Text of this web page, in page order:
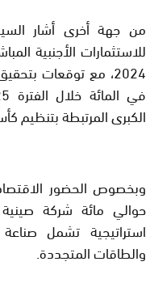
من جهة أخرى أشار
الكبرى المرتبطة بتنظيم كأس
وبخصوص الحضور
حوالي مائة شركة
استراتيجية تشمل صناعة
والطاقات المتجددة.